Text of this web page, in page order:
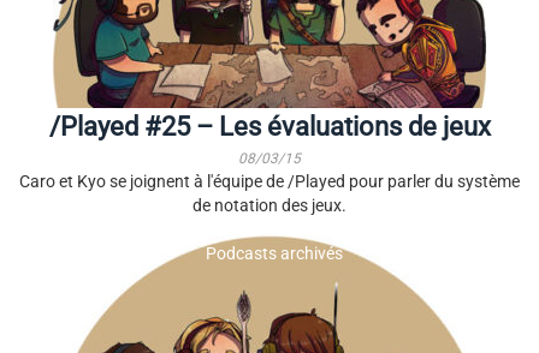
/Played #25 – Les évaluations de jeux
08/03/15
Caro et Kyo se joignent à l'équipe de /Played pour parler du système
de notation des jeux.
Podcasts archivés